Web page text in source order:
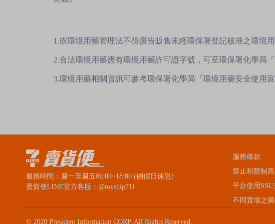
1.依環境用藥管理法不得廣告販售未經環保署登記核准之環境
2.合法環境用藥應有環境用藥許可證字號，可至環保署化學局
3.環境用藥相關資訊可參考環保署化學局『環境用藥安全使用宣
服務時間：週一至週五09:00~18:00 (例假日休息)
賣貨便LINE官方客服：@myship711
服務條款
禁止和限制
平台使用
不同賣場之
© 2020 President Information CORP. All Rights Reserved.